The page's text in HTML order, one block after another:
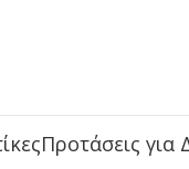
Προτάσεις για